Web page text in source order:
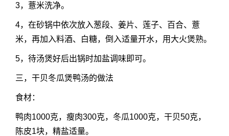
3，薏米洗净。
4，在砂锅中依次放入葱段、姜片、莲子、百合、薏
米，再加入料酒、白糖，倒入适量开水，用大火煲熟。
5，待汤煲好后出锅时加盐调味即可。
三，干贝冬瓜煲鸭汤的做法
食材：
鸭肉1000克，瘦肉300克，冬瓜1000克，干贝50克，
陈皮1块，精盐适量。